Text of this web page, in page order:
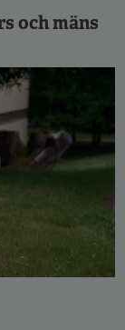
och mäns